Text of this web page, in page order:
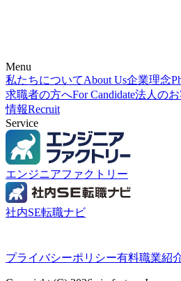
Menu
私たちについてAbout Us企業理念
求職者の方へFor Candidate法人の
情報Recruit
Service
エンジニアファクトリー
社内SE転職ナビ
プライバシーポリシー有料職業紹